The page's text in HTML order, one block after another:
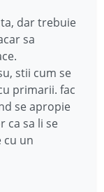
dar trebuie
sa
stii cum se
primarii. fac
se apropie
ca sa li se
cu un